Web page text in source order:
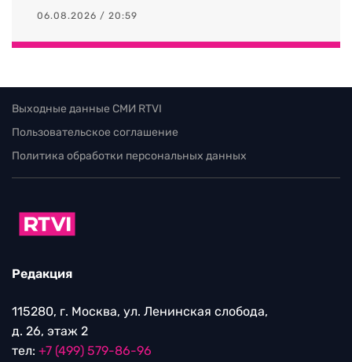
06.08.2026 / 20:59
Выходные данные СМИ RTVI
Пользовательское соглашение
Политика обработки персональных данных
Редакция
115280, г. Москва, ул. Ленинская слобода,
д. 26, этаж 2
тел: +7 (499) 579-86-96